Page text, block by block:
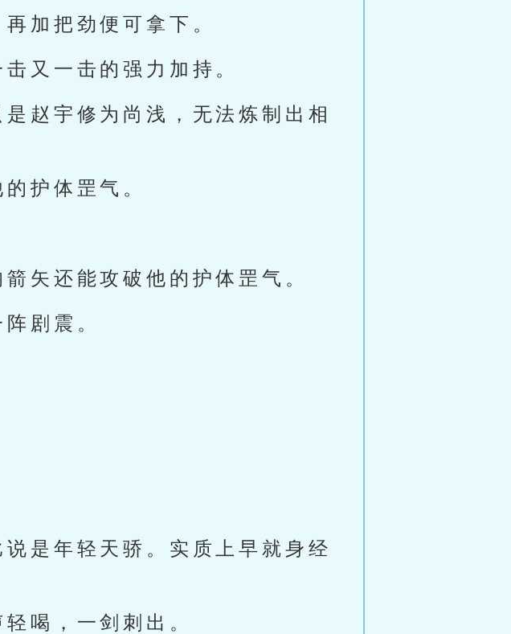
加把劲便可拿下。
又一击的强力加持。
赵宇修为尚浅，无法炼制出相
护体罡气。
矢还能攻破他的护体罡气。
剧震。
是年轻天骄。实质上早就身经
喝，一剑刺出。